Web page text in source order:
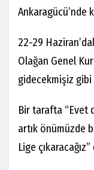
Ankaragücü’nde
22-29
Olağan Genel
gidecekmişiz
Bir tarafta “Evet
artık önümüzde
Lige